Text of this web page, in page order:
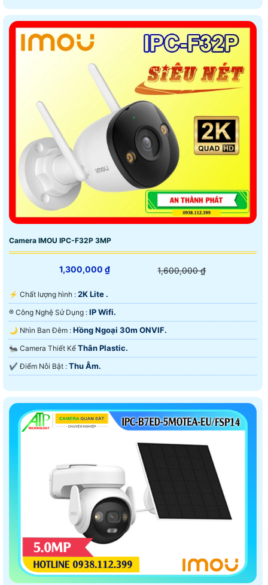
Camera IMOU IPC-F32P 3MP
1,300,000 ₫ 1,600,000 ₫
️⚡ Chất lượng hình : 2K Lite .
®️ Công Nghệ Sử Dụng : IP Wifi.
🌙 Nhìn Ban Đêm : Hồng Ngoại 30m ONVIF.
🐜 Camera Thiết Kế Thân Plastic.
️✔️ Điểm Nỗi Bật : Thu Âm.